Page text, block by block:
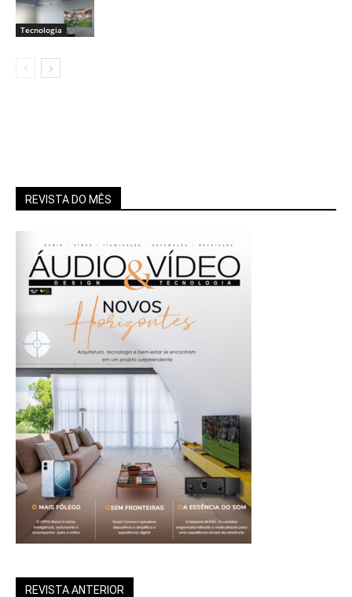
Tecnologia
REVISTA DO MÊS
REVISTA ANTERIOR